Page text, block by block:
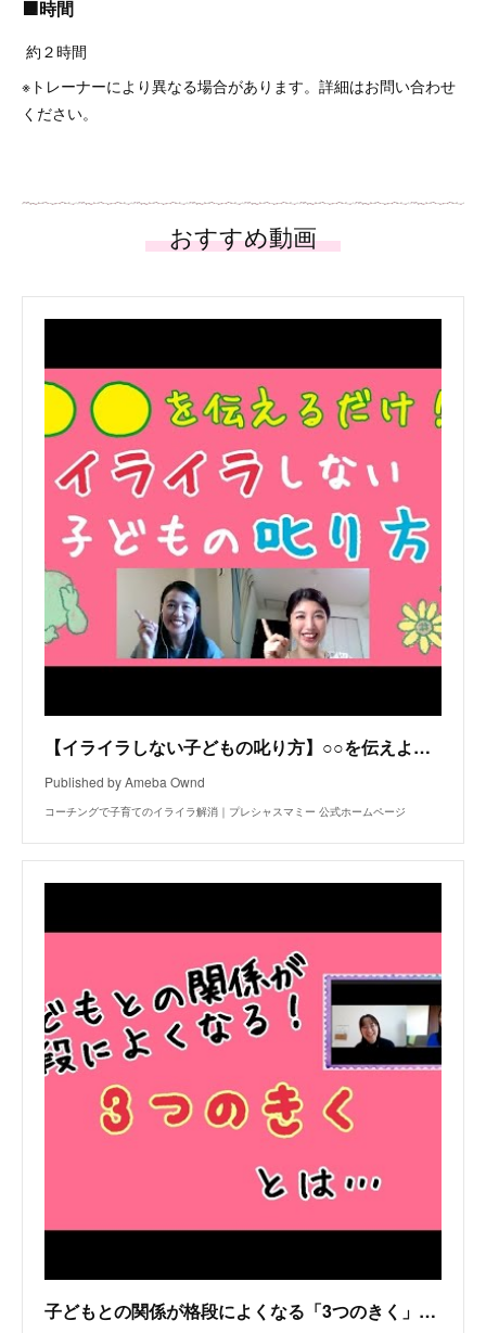
🟧時間
約２時間
※トレーナーにより異なる場合があります。詳細はお問い合わせ
ください。
【イライラしない子どもの叱り方】○○を伝えよう！
Published by Ameba Ownd
コーチングで子育てのイライラ解消｜プレシャスマミー 公式ホームページ
子どもとの関係が格段によくなる「3つのきく」とは…